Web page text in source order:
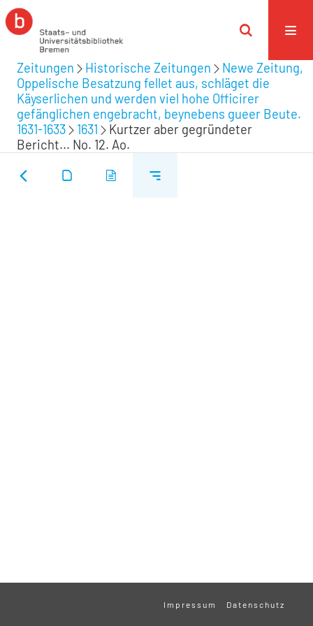
Zeitungen Historische Zeitungen
Newe Zeitung,
Oppelische Besatzung fellet aus, schläget die
Käyserlichen und werden viel hohe Officirer
gefänglichen engebracht, beynebens gueer Beute.
1631-1633
1631
Kurtzer aber gegründeter
Bericht... No. 12. Ao.
Impressum Datenschutz